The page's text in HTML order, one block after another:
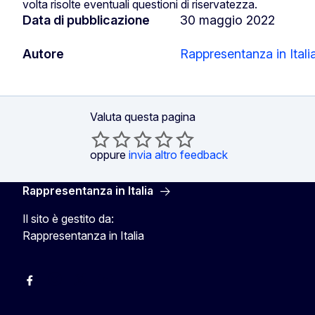
volta risolte eventuali questioni di riservatezza.
Data di pubblicazione 30 maggio 2022
Autore Rappresentanza in
Valuta questa pagina
oppure invia altro feedback
Rappresentanza in Italia
Il sito è gestito da:
Rappresentanza in Italia
Facebook Europa in Italia